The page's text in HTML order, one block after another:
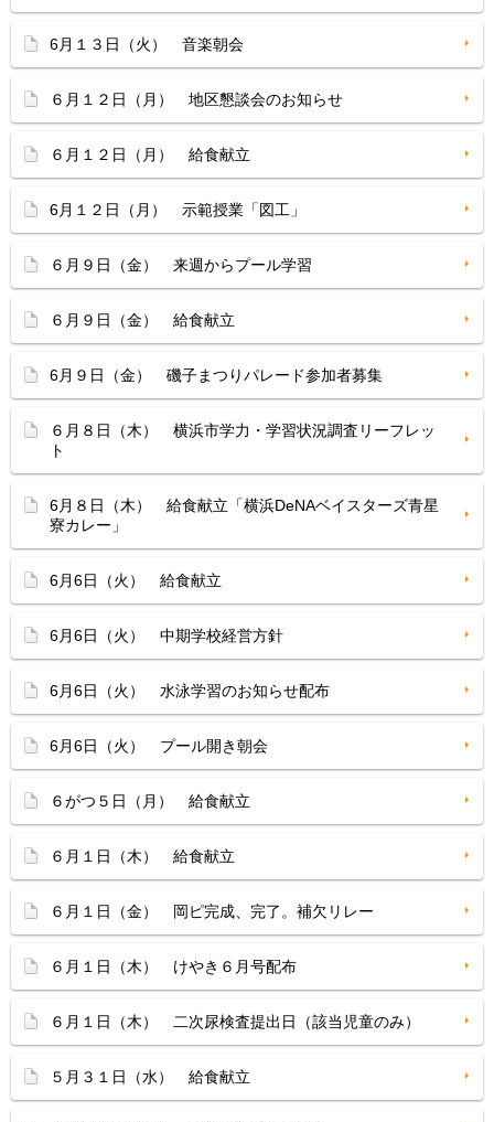
6月１３日（火） 音楽朝会
６月１２日（月） 地区懇談会のお知らせ
６月１２日（月） 給食献立
6月１２日（月） 示範授業「図工」
６月９日（金） 来週からプール学習
６月９日（金） 給食献立
6月９日（金） 磯子まつりパレード参加者募集
６月８日（木） 横浜市学力・学習状況調査リーフレッ
ト
6月８日（木） 給食献立「横浜DeNAベイスターズ青星
寮カレー」
6月6日（火） 給食献立
6月6日（火） 中期学校経営方針
6月6日（火） 水泳学習のお知らせ配布
6月6日（火） プール開き朝会
６がつ５日（月） 給食献立
６月１日（木） 給食献立
６月１日（金） 岡ピ完成、完了。補欠リレー
６月１日（木） けやき６月号配布
６月１日（木） 二次尿検査提出日（該当児童のみ）
５月３１日（水） 給食献立